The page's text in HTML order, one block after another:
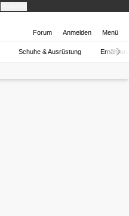
Forum Anmelden Menü
Schuhe & Ausrüstung